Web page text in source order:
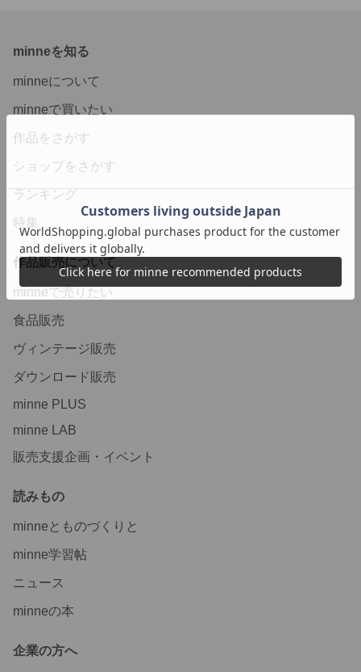
minneを知る
minneについて
minneで買いたい
作品をさがす
ショップをさがす
ランキング
特集
作品販売について
minneで売りたい
食品販売
ヴィンテージ販売
ダウンロード販売
minne PLUS
minne LAB
販売支援企画・イベント
読みもの
minneとものづくりと
minne学習帖
ニュース
minneの本
企業の方へ